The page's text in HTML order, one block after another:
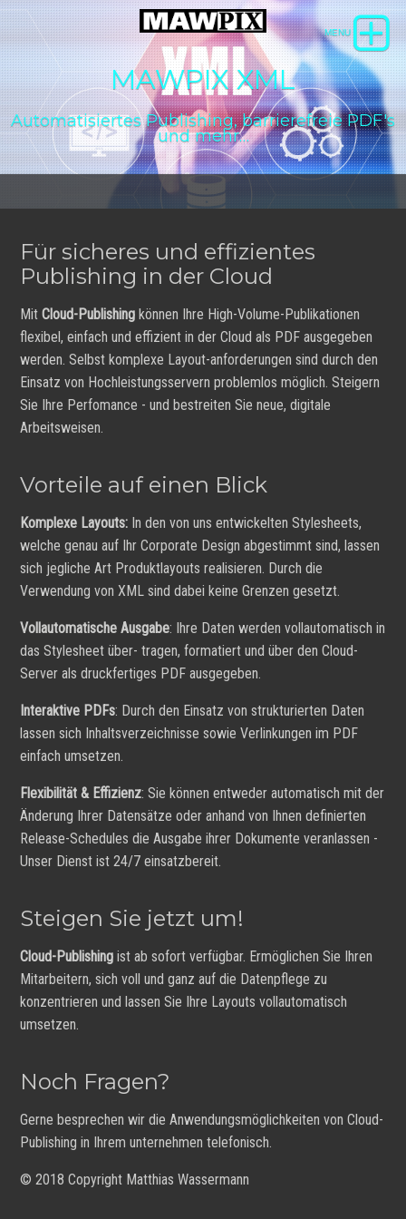
MAWPIX XML
Automatisiertes Publishing, barrierefreie PDF's
und mehr…
Für sicheres und effizientes
Publishing in der Cloud
MitCloud-Publishing können Ihre High-Volume-Publikationen
flexibel, einfach und effizient in der Cloud als PDF ausgegeben
werden. Selbst komplexe Layout-anforderungen sind durch den
Einsatz von Hochleistungsservern problemlos möglich. Steigern
Sie Ihre Perfomance - und bestreiten Sie neue, digitale
Arbeitsweisen.
Vorteile auf einen Blick
Komplexe Layouts: In den von uns entwickelten Stylesheets,
welche genau auf Ihr Corporate Design abgestimmt sind, lassen
sich jegliche Art Produktlayouts realisieren. Durch die
Verwendung von XML sind dabei keine Grenzen gesetzt.
Vollautomatische Ausgabe: Ihre Daten werden vollautomatisch in
das Stylesheet über- tragen, formatiert und über den Cloud-
Server als druckfertiges PDF ausgegeben.
Interaktive PDFs: Durch den Einsatz von strukturierten Daten
lassen sich Inhaltsverzeichnisse sowie Verlinkungen im PDF
einfach umsetzen.
Flexibilität & Effizienz: Sie können entweder automatisch mit der
Änderung Ihrer Datensätze oder anhand von Ihnen definierten
Release-Schedules die Ausgabe ihrer Dokumente veranlassen -
Unser Dienst ist 24/7 einsatzbereit.
Steigen Sie jetzt um!
Cloud-Publishing ist ab sofort verfügbar. Ermöglichen Sie Ihren
Mitarbeitern, sich voll und ganz auf die Datenpflege zu
konzentrieren und lassen Sie Ihre Layouts vollautomatisch
umsetzen.
Noch Fragen?
Gerne besprechen wir die Anwendungsmöglichkeiten von Cloud-
Publishing in Ihrem unternehmen telefonisch.
© 2018 Copyright Matthias Wassermann